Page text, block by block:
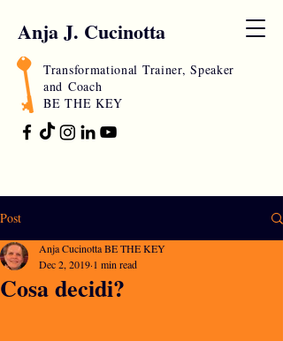
Anja J. Cucinotta
Transformational Trainer, Speaker
and Coach
BE THE KEY
Post
Cosa decidi?
Anja Cucinotta BE THE KEY
Dec 2, 2019 1 min read